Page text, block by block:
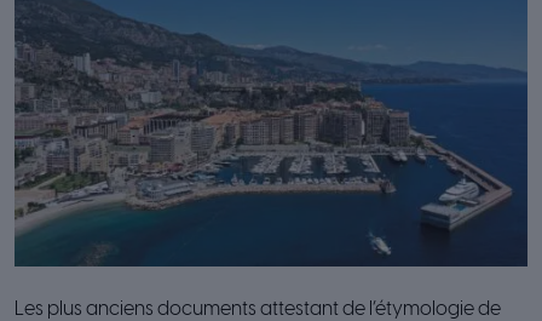
Les plus anciens documents attestant de l’étymologie de